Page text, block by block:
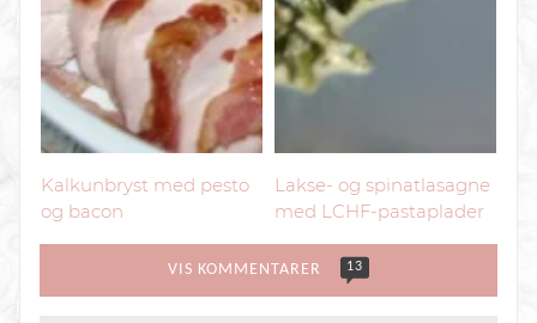
Kalkunbryst med pesto
og bacon
Lakse- og spinatlasagne
med LCHF-pastaplader
VIS KOMMENTARER 13